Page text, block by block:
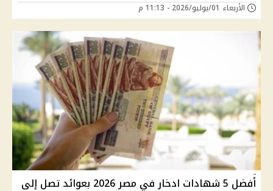
الأربعاء 01/يوليو/2026 - 11:13 م
أفضل 5 شهادات ادخار في مصر 2026 بعوائد تصل إلى